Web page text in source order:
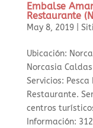
Embalse
Restaurante
May 8, 2019|
Ubicación:
Norcasia
Servicios:
Restaurante.
centros
Información: